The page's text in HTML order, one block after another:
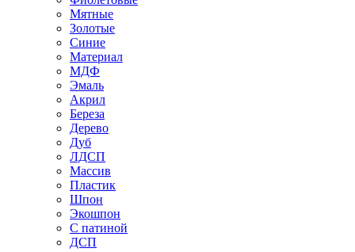
Мятные
Золотые
Синие
Материал
МДФ
Эмаль
Акрил
Береза
Дерево
Дуб
ЛДСП
Массив
Пластик
Шпон
Экошпон
С патиной
ДСП